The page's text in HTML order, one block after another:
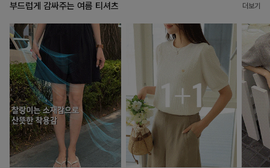
부드럽게 감싸주는 여름 티셔츠 더보기